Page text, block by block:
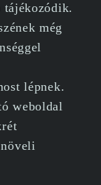
tájékozódik.
még
lépnek.
weboldal